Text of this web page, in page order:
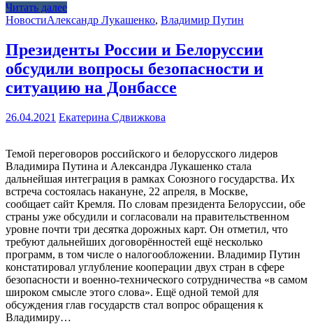
Читать далее
НовостиАлександр Лукашенко, Владимир Путин
Президенты России и Белоруссии
обсудили вопросы безопасности и
ситуацию на Донбассе
26.04.2021 Екатерина Сдвижкова
Темой переговоров российского и белорусского лидеров
Владимира Путина и Александра Лукашенко стала
дальнейшая интеграция в рамках Союзного государства. Их
встреча состоялась накануне, 22 апреля, в Москве,
сообщает сайт Кремля. По словам президента Белоруссии, обе
страны уже обсудили и согласовали на правительственном
уровне почти три десятка дорожных карт. Он отметил, что
требуют дальнейших договорённостей ещё несколько
программ, в том числе о налогообложении. Владимир Путин
констатировал углубление кооперации двух стран в сфере
безопасности и военно-технического сотрудничества «в самом
широком смысле этого слова». Ещё одной темой для
обсуждения глав государств стал вопрос обращения к
Владимиру…